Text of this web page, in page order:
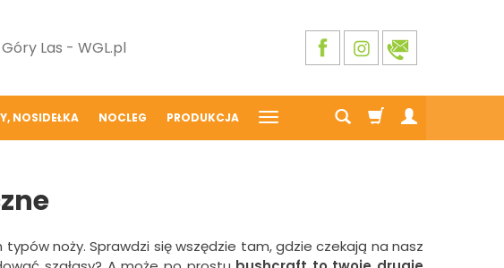
Las - WGL.pl
NOSIDEŁKA NOCLEG PRODUKCJA
noży. Sprawdzi się wszędzie tam, gdzie czekają na nasz